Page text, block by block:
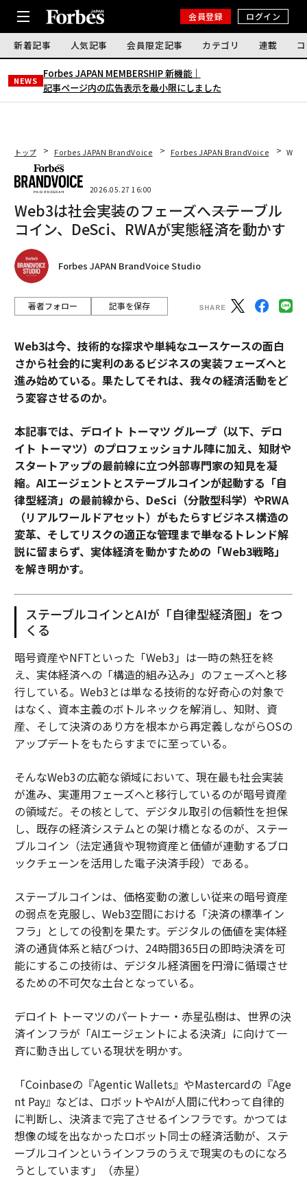
会員登録 ログイン
新着記事 人気記事 会員限定記事 カテゴリ 連載
NEWS
Forbes JAPAN MEMBERSHIP 新機能｜
記事ページ内の広告表示を最小限にしました
トップ Forbes JAPAN BrandVoice Forbes JAPAN BrandVoice
2026.05.27 16:00
Web3は社会実装のフェーズへ――ステーブル
コイン、DeSci、RWAが実態経済を動かす
Forbes JAPAN BrandVoice Studio
著者フォロー 記事を保存
Web3は今、技術的な探求や単純なユースケースの面白
さから社会的に実利のあるビジネスの実装フェーズへと
進み始めている。果たしてそれは、我々の経済活動をど
う変容させるのか。
本記事では、デロイト トーマツ グループ（以下、デロ
イト トーマツ）のプロフェッショナル陣に加え、知財や
スタートアップの最前線に立つ外部専門家の知見を凝
縮。AIエージェントとステーブルコインが起動する「自
律型経済」の最前線から、DeSci（分散型科学）やRWA
（リアルワールドアセット）がもたらすビジネス構造の
変革、そしてリスクの適正な管理まで――単なるトレンド解
説に留まらず、実体経済を動かすための「Web3戦略」
を解き明かす。
ステーブルコインとAIが「自律型経済圏」をつ
くる
暗号資産やNFTといった「Web3」は一時の熱狂を終
え、実体経済への「構造的組み込み」のフェーズへと移
行している。Web3とは単なる技術的な好奇心の対象で
はなく、資本主義のボトルネックを解消し、知財、資
産、そして決済のあり方を根本から再定義しながらOSの
アップデートをもたらすまでに至っている。
そんなWeb3の広範な領域において、現在最も社会実装
が進み、実運用フェーズへと移行しているのが暗号資産
の領域だ。その核として、デジタル取引の信頼性を担保
し、既存の経済システムとの架け橋となるのが、ステー
ブルコイン（法定通貨や現物資産と価値が連動するブロ
ックチェーンを活用した電子決済手段）である。
ステーブルコインは、価格変動の激しい従来の暗号資産
の弱点を克服し、Web3空間における「決済の標準イン
フラ」としての役割を果たす。デジタルの価値を実体経
済の通貨体系と結びつけ、24時間365日の即時決済を可
能にするこの技術は、デジタル経済圏を円滑に循環させ
るための不可欠な土台となっている。
デロイト トーマツのパートナー・赤星弘樹は、世界の決
済インフラが「AIエージェントによる決済」に向けて一
斉に動き出している現状を明かす。
「Coinbaseの『Agentic Wallets』やMastercardの『Age
nt Pay』などは、ロボットやAIが人間に代わって自律的
に判断し、決済まで完了させるインフラです。かつては
想像の域を出なかったロボット同士の経済活動が、ステ
ーブルコインというインフラのうえで現実のものになろ
うとしています」（赤星）